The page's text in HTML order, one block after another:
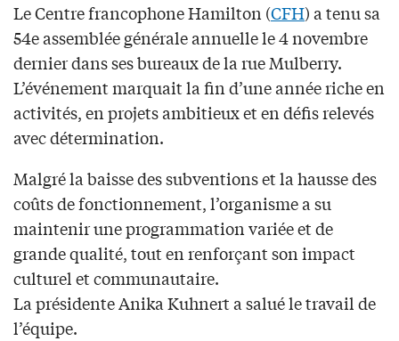
Le Centre francophone Hamilton (CFH) a tenu sa
54e assemblée générale annuelle le 4 novembre
dernier dans ses bureaux de la rue Mulberry.
L’événement marquait la fin d’une année riche en
activités, en projets ambitieux et en défis relevés
avec détermination.
Malgré la baisse des subventions et la hausse des
coûts de fonctionnement, l’organisme a su
maintenir une programmation variée et de
grande qualité, tout en renforçant son impact
culturel et communautaire.
La présidente Anika Kuhnert a salué le travail de
l’équipe.